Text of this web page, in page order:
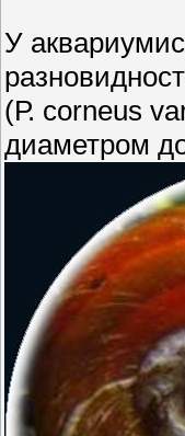
У
(Р. corneus
диаметром